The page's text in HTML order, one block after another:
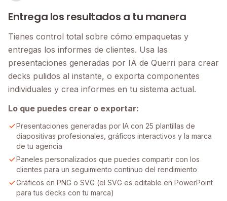
Entrega los resultados a tu manera
Tienes control total sobre cómo empaquetas y
entregas los informes de clientes. Usa las
presentaciones generadas por IA de Querri para crear
decks pulidos al instante, o exporta componentes
individuales y crea informes en tu sistema actual.
Lo que puedes crear o exportar:
Presentaciones generadas por IA con 25 plantillas de
diapositivas profesionales, gráficos interactivos y la marca
de tu agencia
Paneles personalizados que puedes compartir con los
clientes para un seguimiento continuo del rendimiento
Gráficos en PNG o SVG (el SVG es editable en PowerPoint
para tus decks con tu marca)